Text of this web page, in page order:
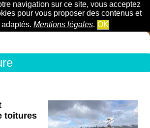
navigation sur ce site, vous acceptez
pour vous proposer des contenus et
Mentions légales. OK
toitures